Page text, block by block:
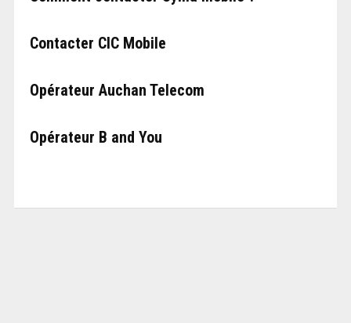
Contacter CIC Mobile
Opérateur Auchan Telecom
Opérateur B and You